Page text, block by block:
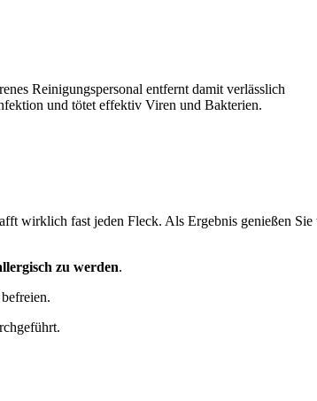
Reinigungspersonal entfernt damit verlässlich
und tötet effektiv Viren und Bakterien.
wirklich fast jeden Fleck. Als Ergebnis genießen Sie
zu werden.